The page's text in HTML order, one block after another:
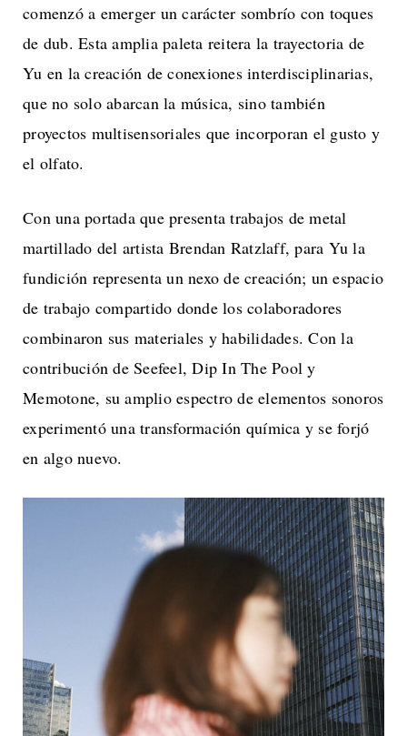
comenzó a emerger un carácter sombrío con toques
de dub. Esta amplia paleta reitera la trayectoria de
Yu en la creación de conexiones interdisciplinarias,
que no solo abarcan la música, sino también
proyectos multisensoriales que incorporan el gusto y
el olfato.
Con una portada que presenta trabajos de metal
martillado del artista Brendan Ratzlaff, para Yu la
fundición representa un nexo de creación; un espacio
de trabajo compartido donde los colaboradores
combinaron sus materiales y habilidades. Con la
contribución de Seefeel, Dip In The Pool y
Memotone, su amplio espectro de elementos sonoros
experimentó una transformación química y se forjó
en algo nuevo.